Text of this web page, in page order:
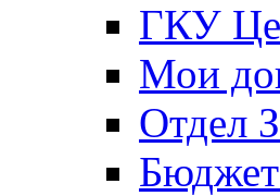
ГКУ
Мои
Отдел